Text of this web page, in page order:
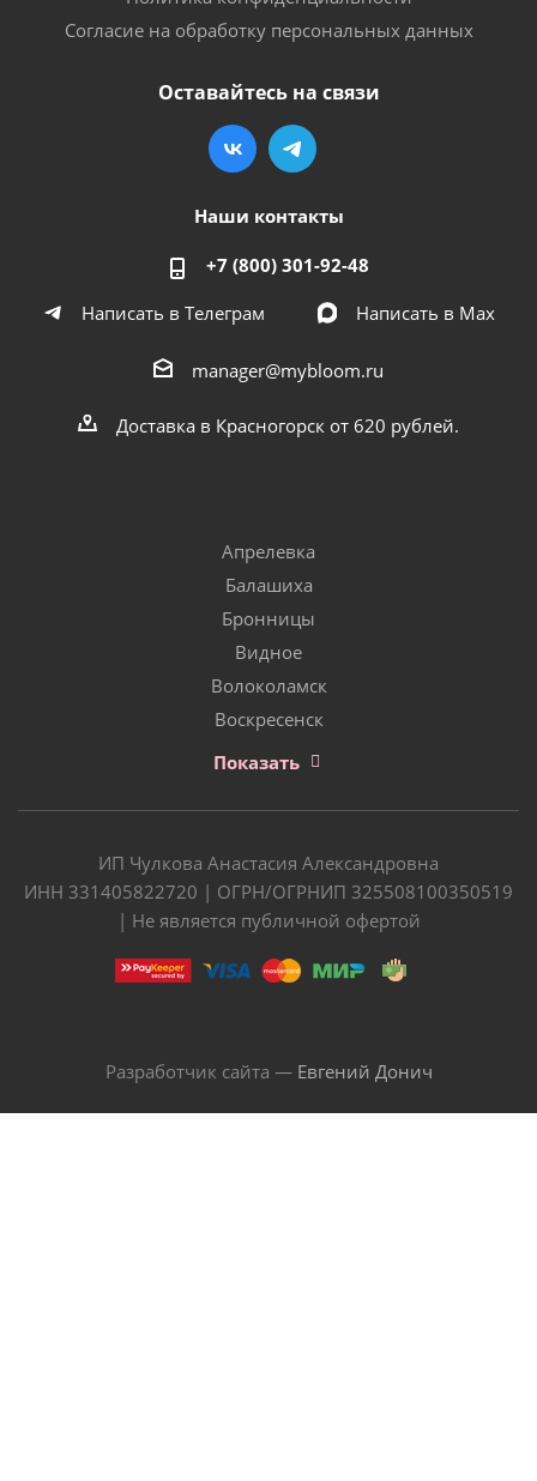
Согласие на обработку персональных данных
Оставайтесь на связи
Наши контакты
+7 (800) 301-92-48
Написать в Телеграм
Написать в Мах
manager@mybloom.ru
Доставка в Красногорск от 620 рублей.
Апрелевка
Балашиха
Бронницы
Видное
Волоколамск
Воскресенск
Показать
ИП Чулкова Анастасия Александровна
ИНН 331405822720 | ОГРН/ОГРНИП 325508100350519
| Не является публичной офертой
Разработчик сайта — Евгений Донич